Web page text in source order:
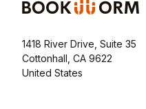
1418 River Drive, Suite 35
Cottonhall, CA 9622
United States